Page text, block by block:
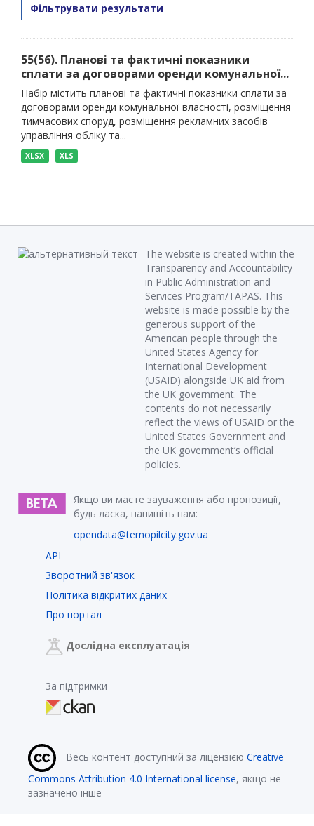
Фільтрувати результати
55(56). Планові та фактичні показники
сплати за договорами оренди комунальної...
Набір містить планові та фактичні показники сплати за
договорами оренди комунальної власності, розміщення
тимчасових споруд, розміщення рекламних засобів
управління обліку та...
XLSX XLS
The website is created within the
Transparency and Accountability
in Public Administration and
Services Program/TAPAS. This
website is made possible by the
generous support of the
American people through the
United States Agency for
International Development
(USAID) alongside UK aid from
the UK government. The
contents do not necessarily
reflect the views of USAID or the
United States Government and
the UK government’s official
policies.
Якщо ви маєте зауваження або пропозиції,
будь ласка, напишіть нам:
opendata@ternopilcity.gov.ua
API
Зворотний зв'язок
Політика відкритих даних
Про портал
Дослідна експлуатація
За підтримки
Весь контент доступний за ліцензією Creative
Commons Attribution 4.0 International license, якщо не
зазначено інше